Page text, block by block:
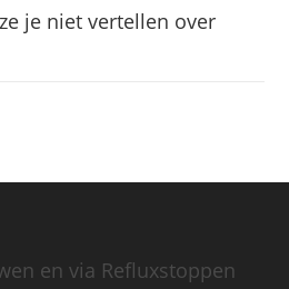
je niet vertellen over
en via Refluxstoppen